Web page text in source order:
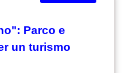
Parco e
un turismo